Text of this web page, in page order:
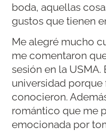
boda, aquellas
gustos que tienen
Me alegré mucho
me comentaron
sesión en la
universidad porque
conocieron.
romántico que me
emocionada por